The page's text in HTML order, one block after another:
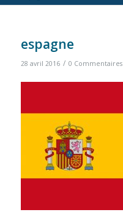
espagne
28 avril 2016 / 0 Commentaires